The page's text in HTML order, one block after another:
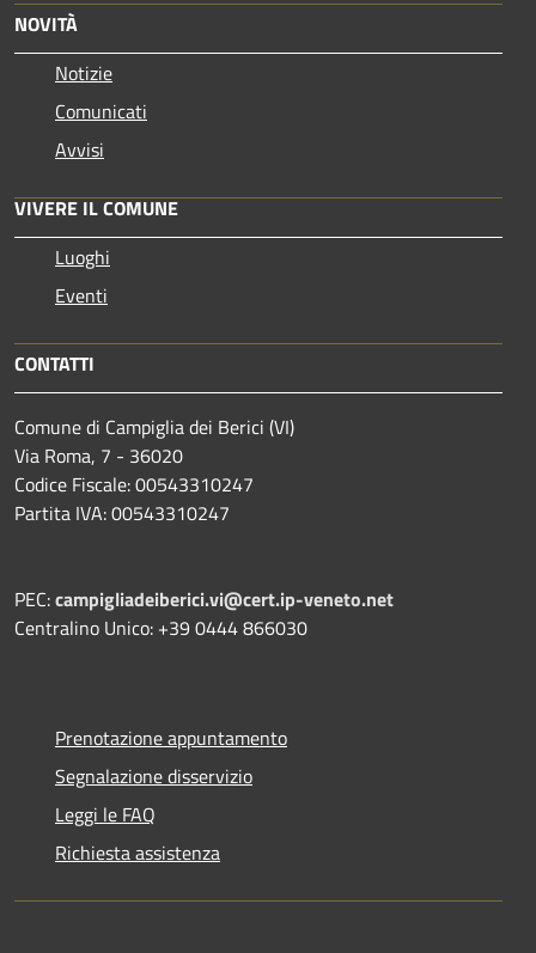
NOVITÀ
Notizie
Comunicati
Avvisi
VIVERE IL COMUNE
Luoghi
Eventi
CONTATTI
Comune di Campiglia dei Berici (VI)
Via Roma, 7 - 36020
Codice Fiscale: 00543310247
Partita IVA: 00543310247
PEC:campigliadeiberici.vi@cert.ip-veneto.net
Centralino Unico: +39 0444 866030
Prenotazione appuntamento
Segnalazione disservizio
Leggi le FAQ
Richiesta assistenza